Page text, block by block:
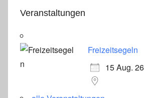
Veranstaltungen
Freizeitsegeln
15 Aug. 26